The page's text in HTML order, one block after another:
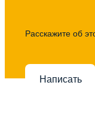
Расскажите об
Написать